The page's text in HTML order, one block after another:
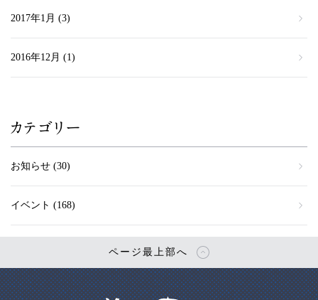
2017年1月 (3)
2016年12月 (1)
カテゴリー
お知らせ (30)
イベント (168)
ページ最上部へ